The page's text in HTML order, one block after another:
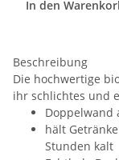
In den
Beschreibung
Die hochwertige
ihr schlichtes und
Doppelwand
hält
Stunden kalt